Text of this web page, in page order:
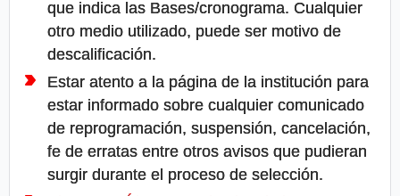
que indica las Bases/cronograma. Cualquier
otro medio utilizado, puede ser motivo de
descalificación.
Estar atento a la página de la institución para
estar informado sobre cualquier comunicado
de reprogramación, suspensión, cancelación,
fe de erratas entre otros avisos que pudieran
surgir durante el proceso de selección.